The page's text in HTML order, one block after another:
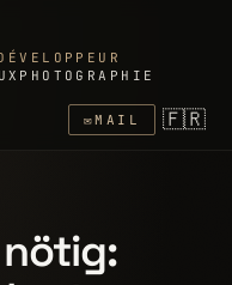
PHOTOGRAPHIE
✉MAIL 🇫🇷